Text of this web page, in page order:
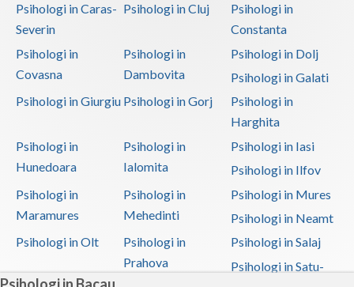
Psihologi in Caras-
Severin
Psihologi in Cluj
Psihologi in
Constanta
Psihologi in
Covasna
Psihologi in
Dambovita
Psihologi in Dolj
Psihologi in Galati
Psihologi in Giurgiu Psihologi in Gorj
Psihologi in
Harghita
Psihologi in
Hunedoara
Psihologi in
Ialomita
Psihologi in Iasi
Psihologi in Ilfov
Psihologi in
Maramures
Psihologi in
Mehedinti
Psihologi in Mures
Psihologi in Neamt
Psihologi in Olt
Psihologi in
Prahova
Psihologi in Salaj
Psihologi in Satu-